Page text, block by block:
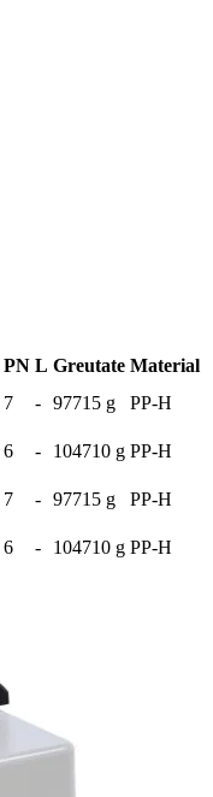
PN L Greutate Material
7 - 97715 g
PP-H
6 - 104710 g PP-H
7 - 97715 g
PP-H
6 - 104710 g PP-H